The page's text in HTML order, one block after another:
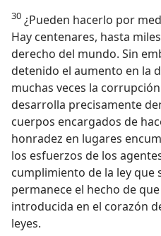
30 ¿Pueden hacerlo por
Hay centenares, hasta
derecho del mundo. Sin
detenido el aumento en la
muchas veces la
desarrolla precisamente
cuerpos encargados de
honradez en lugares
los esfuerzos de los
cumplimiento de la ley que
permanece el hecho de
introducida en el corazón
leyes.